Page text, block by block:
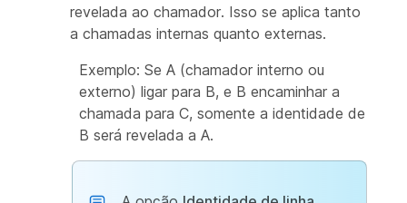
revelada ao chamador. Isso se aplica tanto
a chamadas internas quanto externas.
Exemplo: Se A (chamador interno ou
externo) ligar para B, e B encaminhar a
chamada para C, somente a identidade de
B será revelada a A.